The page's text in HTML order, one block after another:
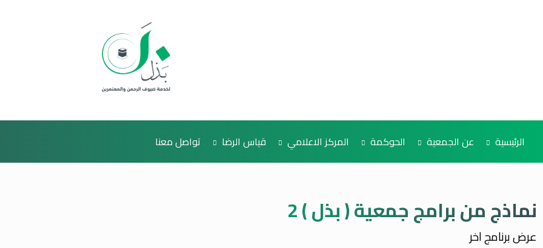
الرئيسية عن الجمعية الحوكمة المركز الاعلامي قياس الرضا تواصل معنا
نماذج من برامج جمعية ( بذل ) 2
عرض برنامج اخر